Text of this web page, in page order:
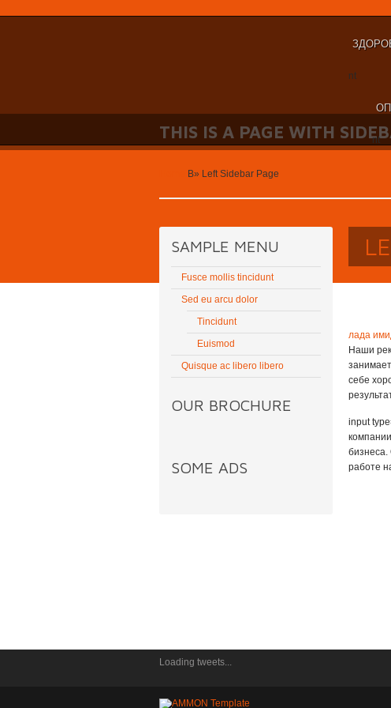
nt
nt
THIS IS A PAGE WITH
В» Left Sidebar Page
SAMPLE MENU
Fusce mollis tincidunt
Sed eu arcu dolor
Tincidunt
Euismod
Quisque ac libero libero
OUR BROCHURE
SOME ADS
лада
Наши
себе
input
бизнеса.
работе
Loading tweets...